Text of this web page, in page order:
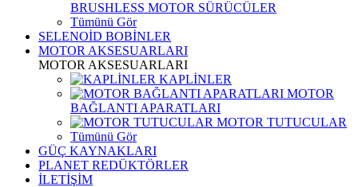
BRUSHLESS MOTOR SÜRÜCÜLER
Tümünü Gör
SELENOİD BOBİNLER
MOTOR AKSESUARLARI
MOTOR AKSESUARLARI
KAPLİNLER
MOTOR
BAĞLANTI APARATLARI
MOTOR TUTUCULAR
Tümünü Gör
GÜÇ KAYNAKLARI
PLANET REDÜKTÖRLER
İLETİŞİM